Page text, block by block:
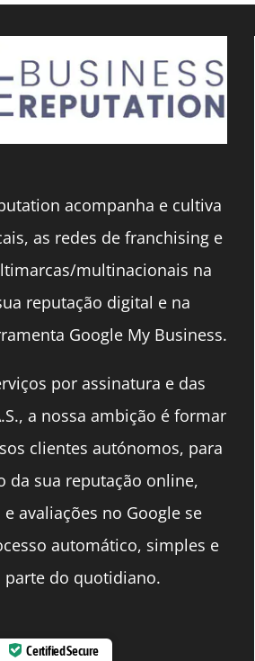
acompanha e cultiva
as redes de franchising e
multinacionais na
reputação digital e na
Google My Business.
por assinatura e das
a nossa ambição é formar
clientes autónomos, para
da sua reputação online,
avaliações no Google se
automático, simples e
parte do quotidiano.
Certified Secure